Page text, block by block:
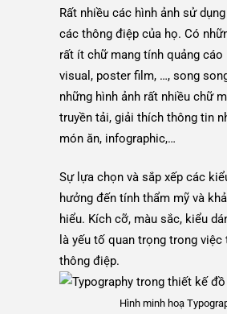
Rất nhiều các hình ảnh sử
các thông điệp của họ. Có
rất ít chữ mang tính quảng cáo
visual, poster film, …, song
những hình ảnh rất nhiều chữ
truyền tải, giải thích thông tin
món ăn, infographic,…
Sự lựa chọn và sắp xếp các
hưởng đến tính thẩm mỹ và
hiểu. Kích cỡ, màu sắc, kiểu
là yếu tố quan trọng trong việc
thông điệp.
Hình minh hoạ